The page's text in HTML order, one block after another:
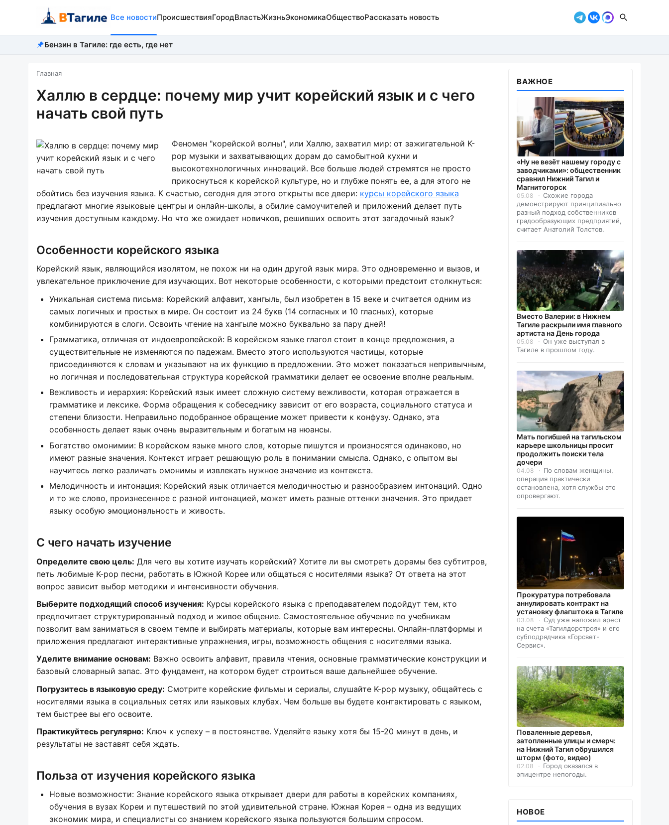
Все новостиПроисшествияГородВластьЖизньЭкономикаОбществоРассказать новость
Бензин в Тагиле: где есть, где нет
Главная
Халлю в сердце: почему мир учит корейский язык и с чего
начать свой путь
Феномен "корейской волны", или Халлю, захватил мир: от зажигательной K-
pop музыки и захватывающих дорам до самобытной кухни и
высокотехнологичных инноваций. Все больше людей стремятся не просто
прикоснуться к корейской культуре, но и глубже понять ее, а для этого не
обойтись без изучения языка. К счастью, сегодня для этого открыты все двери: курсы корейского языка
предлагают многие языковые центры и онлайн-школы, а обилие самоучителей и приложений делает путь
изучения доступным каждому. Но что же ожидает новичков, решивших освоить этот загадочный язык?
Особенности корейского языка
Корейский язык, являющийся изолятом, не похож ни на один другой язык мира. Это одновременно и вызов, и
увлекательное приключение для изучающих. Вот некоторые особенности, с которыми предстоит столкнуться:
Уникальная система письма: Корейский алфавит, хангыль, был изобретен в 15 веке и считается одним из
самых логичных и простых в мире. Он состоит из 24 букв (14 согласных и 10 гласных), которые
комбинируются в слоги. Освоить чтение на хангыле можно буквально за пару дней!
Грамматика, отличная от индоевропейской: В корейском языке глагол стоит в конце предложения, а
существительные не изменяются по падежам. Вместо этого используются частицы, которые
присоединяются к словам и указывают на их функцию в предложении. Это может показаться непривычным,
но логичная и последовательная структура корейской грамматики делает ее освоение вполне реальным.
Вежливость и иерархия: Корейский язык имеет сложную систему вежливости, которая отражается в
грамматике и лексике. Форма обращения к собеседнику зависит от его возраста, социального статуса и
степени близости. Неправильно подобранное обращение может привести к конфузу. Однако, эта
особенность делает язык очень выразительным и богатым на нюансы.
Богатство омонимии: В корейском языке много слов, которые пишутся и произносятся одинаково, но
имеют разные значения. Контекст играет решающую роль в понимании смысла. Однако, с опытом вы
научитесь легко различать омонимы и извлекать нужное значение из контекста.
Мелодичность и интонация: Корейский язык отличается мелодичностью и разнообразием интонаций. Одно
и то же слово, произнесенное с разной интонацией, может иметь разные оттенки значения. Это придает
языку особую эмоциональность и живость.
С чего начать изучение
Определите свою цель: Для чего вы хотите изучать корейский? Хотите ли вы смотреть дорамы без субтитров,
петь любимые K-pop песни, работать в Южной Корее или общаться с носителями языка? От ответа на этот
вопрос зависит выбор методики и интенсивности обучения.
Выберите подходящий способ изучения: Курсы корейского языка с преподавателем подойдут тем, кто
предпочитает структурированный подход и живое общение. Самостоятельное обучение по учебникам
позволит вам заниматься в своем темпе и выбирать материалы, которые вам интересны. Онлайн-платформы и
приложения предлагают интерактивные упражнения, игры, возможность общения с носителями языка.
Уделите внимание основам: Важно освоить алфавит, правила чтения, основные грамматические конструкции и
базовый словарный запас. Это фундамент, на котором будет строиться ваше дальнейшее обучение.
Погрузитесь в языковую среду: Смотрите корейские фильмы и сериалы, слушайте K-pop музыку, общайтесь с
носителями языка в социальных сетях или языковых клубах. Чем больше вы будете контактировать с языком,
тем быстрее вы его освоите.
Практикуйтесь регулярно: Ключ к успеху – в постоянстве. Уделяйте языку хотя бы 15-20 минут в день, и
результаты не заставят себя ждать.
Польза от изучения корейского языка
Новые возможности: Знание корейского языка открывает двери для работы в корейских компаниях,
обучения в вузах Кореи и путешествий по этой удивительной стране. Южная Корея – одна из ведущих
экономик мира, и специалисты со знанием корейского языка пользуются большим спросом.
ВАЖНОЕ
«Ну не везёт нашему городу с
заводчиками»: общественник
сравнил Нижний Тагил и
Магнитогорск
05.08
Схожие города
демонстрируют принципиально
разный подход собственников
градообразующих предприятий,
считает Анатолий Толстов.
Вместо Валерии: в Нижнем
Тагиле раскрыли имя главного
артиста на День города
05.08
Он уже выступал в
Тагиле в прошлом году.
Мать погибшей на тагильском
карьере школьницы просит
продолжить поиски тела
дочери
04.08
По словам женщины,
операция практически
остановлена, хотя службы это
опровергают.
Прокуратура потребовала
аннулировать контракт на
установку флагштока в Тагиле
03.08
Суд уже наложил арест
на счета «Тагилдорстроя» и его
субподрядчика «Горсвет-
Сервис».
Поваленные деревья,
затопленные улицы и смерч:
на Нижний Тагил обрушился
шторм (фото, видео)
02.08
Город оказался в
эпицентре непогоды.
НОВОЕ